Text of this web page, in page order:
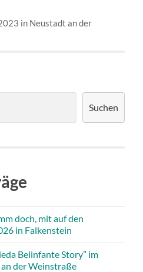
in Neustadt an der
Suchen
doch, mit auf den
in Falkenstein
Belinfante Story” im
der Weinstraße